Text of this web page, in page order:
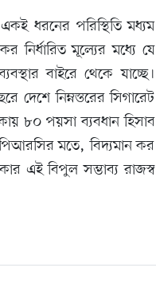
ধরনের পরিস্থিতি মধ্যম
নির্ধারিত মূল্যের মধ্যে যে
বাইরে থেকে যাচ্ছে।
নিম্নস্তরের সিগারেট
৮০ পয়সা ব্যবধান হিসাব
মতে, বিদ্যমান কর
এই বিপুল সম্ভাব্য রাজস্ব